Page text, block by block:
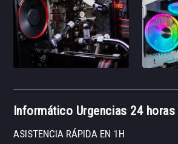
Informático Urgencias 24 horas
ASISTENCIA RÁPIDA EN 1H